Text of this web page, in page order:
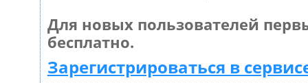
Для новых пользователей
бесплатно.
Зарегистрироваться в